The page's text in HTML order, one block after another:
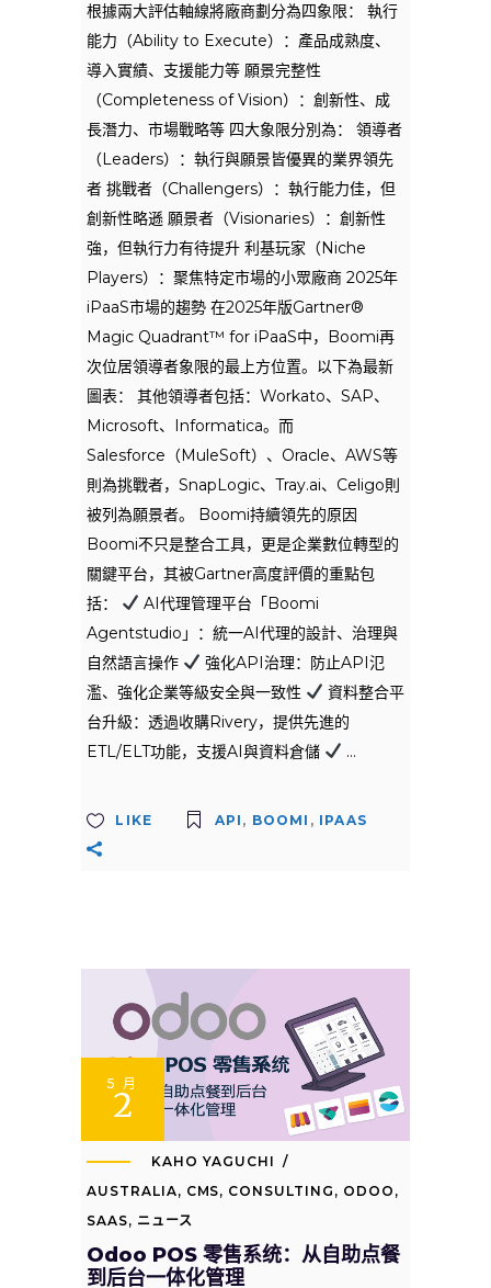
根據兩大評估軸線將廠商劃分為四象限： 執行
能力（Ability to Execute）：產品成熟度、
導入實績、支援能力等 願景完整性
（Completeness of Vision）：創新性、成
長潛力、市場戰略等 四大象限分別為： 領導者
（Leaders）：執行與願景皆優異的業界領先
者 挑戰者（Challengers）：執行能力佳，但
創新性略遜 願景者（Visionaries）：創新性
強，但執行力有待提升 利基玩家（Niche
Players）：聚焦特定市場的小眾廠商 2025年
iPaaS市場的趨勢 在2025年版Gartner®
Magic Quadrant™ for iPaaS中，Boomi再
次位居領導者象限的最上方位置。以下為最新
圖表： 其他領導者包括：Workato、SAP、
Microsoft、Informatica。而
Salesforce（MuleSoft）、Oracle、AWS等
則為挑戰者，SnapLogic、Tray.ai、Celigo則
被列為願景者。 Boomi持續領先的原因
Boomi不只是整合工具，更是企業數位轉型的
關鍵平台，其被Gartner高度評價的重點包
括：
AI代理管理平台「Boomi
Agentstudio」：統一AI代理的設計、治理與
自然語言操作
強化API治理：防止API氾
濫、強化企業等級安全與一致性
資料整合平
台升級：透過收購Rivery，提供先進的
ETL/ELT功能，支援AI與資料倉儲
LIKE API , BOOMI , IPAAS
5 月
2
KAHO YAGUCHI
AUSTRALIA, CMS, CONSULTING , ODOO ,
SAAS, ニュース
Odoo POS 零售系统：从自助点餐
到后台一体化管理